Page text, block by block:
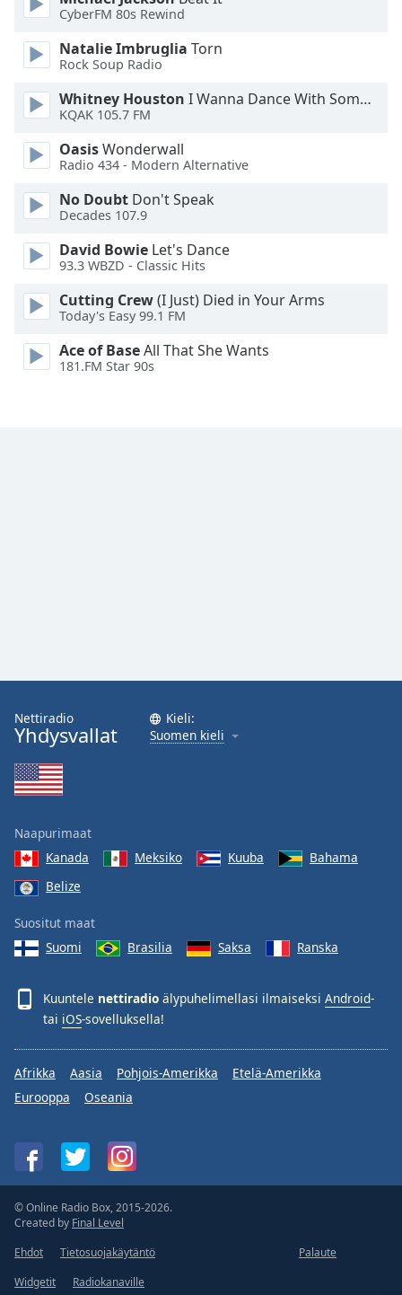
Text
Background
Color
Opacity
Caption
Background
Color
Opacity
Size
window.
CyberFM 80s Rewind
Natalie Imbruglia Torn
Rock Soup Radio
Whitney Houston I Wanna Dance With Somebody
KQAK 105.7 FM
OasisWonderwall
Radio 434 - Modern Alternative
No Doubt Don't Speak
Decades 107.9
David Bowie Let's Dance
93.3 WBZD - Classic Hits
Cutting Crew(I Just) Died in Your Arms
Today's Easy 99.1 FM
Ace of BaseAll That She Wants
181.FM Star 90s
Nettiradio
Yhdysvallat
Kieli:
Suomen kieli
Naapurimaat
Kanada
Meksiko Kuuba
Bahama
Belize
Suositut maat
Suomi
Brasilia Saksa Ranska
Kuuntele nettiradio älypuhelimellasi ilmaiseksi Android-
tai iOS-sovelluksella!
Afrikka Aasia Pohjois-Amerikka
Etelä-Amerikka
Eurooppa
Oseania
© Online Radio Box, 2015-2026.
Created by Final Level
Ehdot
Tietosuojakäytäntö
Palaute
Widgetit
Radiokanaville